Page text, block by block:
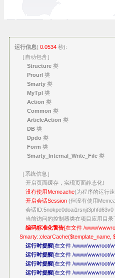
运行信息( 0.0534 秒):
［自动包含］
Structure 类
Prourl 类
Smarty 类
MyTpl 类
Action 类
Common 类
ArticleAction 类
DB 类
Dpdo 类
Form 类
Smarty_Internal_Write_File 类
［系统信息］
开启页面缓存，实现页面静态化!
没有使用Memcache(为程序的运行
开启会话Session (但没有使用
会话ID:5nokpc0doai1rsnjt3phfd63v0
当前访问的控制器类在项目应用目录
编码标准化警告[在文件 /www/
Smarty::clearCache($template_name,
运行时提醒[在文件 /www/wwwroot/
运行时提醒[在文件 /www/wwwroot/
运行时提醒[在文件 /www/wwwroot/
运行时提醒[在文件 /www/wwwroot/